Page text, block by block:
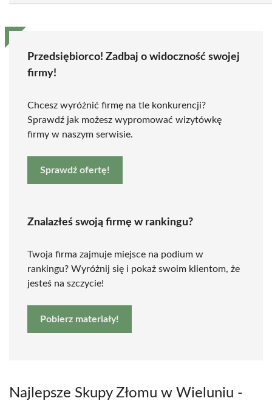
Przedsiębiorco! Zadbaj o widoczność swojej
firmy!
Chcesz wyróżnić firmę na tle konkurencji?
Sprawdź jak możesz wypromować wizytówkę
firmy w naszym serwisie.
Sprawdź ofertę!
Znalazłeś swoją firmę w rankingu?
Twoja firma zajmuje miejsce na podium w
rankingu? Wyróżnij się i pokaż swoim klientom, że
jesteś na szczycie!
Pobierz materiały!
Najlepsze Skupy Złomu w Wieluniu -